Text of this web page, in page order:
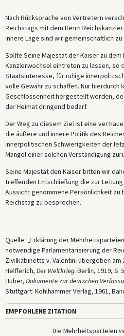
Nach Rücksprache von Vertretern
Reichstags mit dem Herrn
innere Lage sind wir gemeinschaftlich
Sollte Seine Majestät der Kaiser zu
Kanzlerwechsel eintreten zu lassen, so
Staatsinteresse, für ruhige
volle Gewähr zu schaffen. Nur hierdurch
Geschlossenheit hergestellt werden,
der Heimat dringend bedarf.
Der Weg zu diesem Ziel ist eine
die äußere und innere Politik des
innerpolitischen Schwierigkeiten der
Mangel einer solchen Verständigung
Seine Majestät den Kaiser bitten wir
treffenden Entschließung die zur
Aussicht genommene Persönlichkeit zu
Reichstag zu besprechen.
Quelle: „Erklärung der
notwendige Parlamentarisierung der
Zivilkabinetts v. Valentini übergeben am
Helfferich, Der Weltkrieg. Berlin, 1919, S.
Huber, Dokumente zur deutschen
Stuttgart: Kohlhammer Verlag, 1961,
EMPFOHLENE ZITATION
Die Mehrheitsparteien